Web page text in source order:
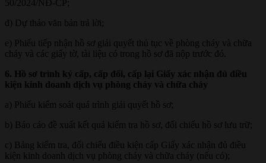
50/2024/NĐ-CP;
đ) Dự thảo văn bản trả lời;
e) Phiếu tiếp nhận hồ sơ giải quyết thủ tục về phòng cháy và chữa
cháy và các giấy tờ, tài liệu có trong hồ sơ đã nộp trước đó.
6. Hồ sơ trình ký cấp, cấp đổi, cấp lại Giấy xác nhận đủ điều
kiện kinh doanh dịch vụ phòng cháy và chữa cháy
a) Phiếu kiểm soát quá trình giải quyết hồ sơ;
b) Báo cáo đề xuất kết quả kiểm tra hồ sơ, đối chiếu hồ sơ lưu trữ;
c) Bảng kiểm tra, đối chiếu điều kiện cấp Giấy xác nhận đủ điều
kiện kinh doanh dịch vụ phòng cháy và chữa cháy (nếu có);